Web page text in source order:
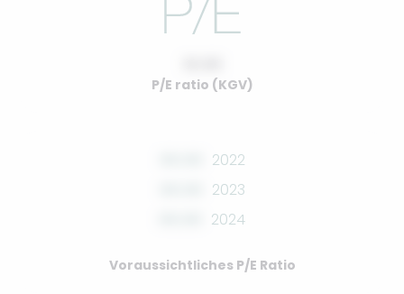
P/E ratio (KGV)
2022
2023
2024
Voraussichtliches P/E Ratio